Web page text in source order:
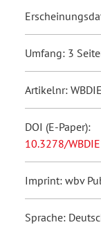
Umfang: 3
Artikelnr:
DOI (E-Paper):
10.3278/
Imprint: wbv
Sprache: